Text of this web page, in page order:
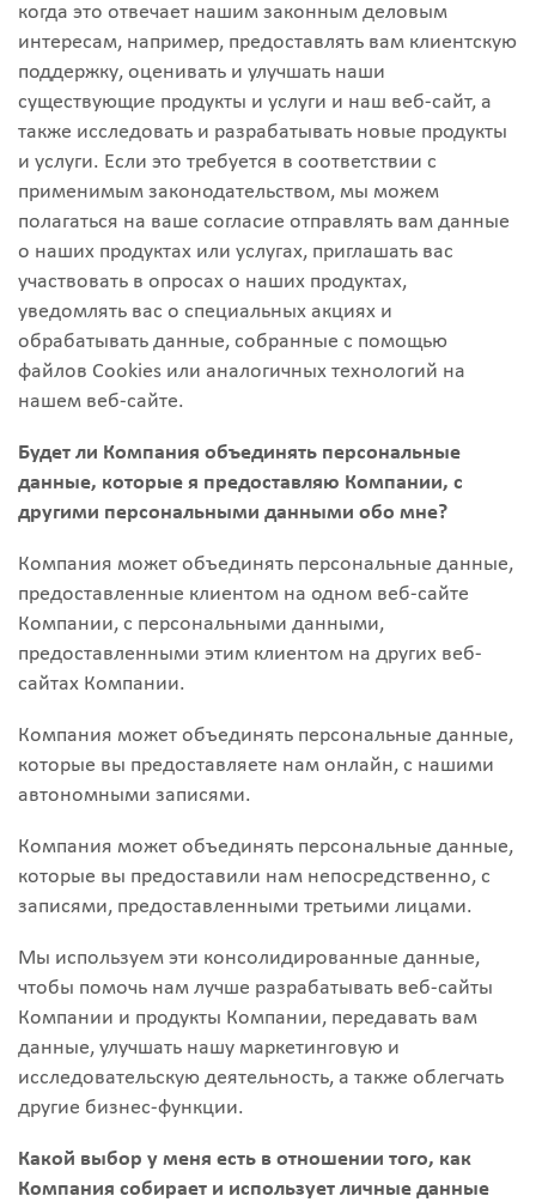
когда это отвечает нашим законным деловым
интересам, например, предоставлять вам клиентскую
поддержку, оценивать и улучшать наши
существующие продукты и услуги и наш веб-сайт, а
также исследовать и разрабатывать новые продукты
и услуги. Если это требуется в соответствии с
применимым законодательством, мы можем
полагаться на ваше согласие отправлять вам данные
о наших продуктах или услугах, приглашать вас
участвовать в опросах о наших продуктах,
уведомлять вас о специальных акциях и
обрабатывать данные, собранные с помощью
файлов Cookies или аналогичных технологий на
нашем веб-сайте.
Будет ли Компания объединять персональные
данные, которые я предоставляю Компании, с
другими персональными данными обо мне?
Компания может объединять персональные данные,
предоставленные клиентом на одном веб-сайте
Компании, с персональными данными,
предоставленными этим клиентом на других веб-
сайтах Компании.
Компания может объединять персональные данные,
которые вы предоставляете нам онлайн, с нашими
автономными записями.
Компания может объединять персональные данные,
которые вы предоставили нам непосредственно, с
записями, предоставленными третьими лицами.
Мы используем эти консолидированные данные,
чтобы помочь нам лучше разрабатывать веб-сайты
Компании и продукты Компании, передавать вам
данные, улучшать нашу маркетинговую и
исследовательскую деятельность, а также облегчать
другие бизнес-функции.
Какой выбор у меня есть в отношении того, как
Компания собирает и использует личные данные